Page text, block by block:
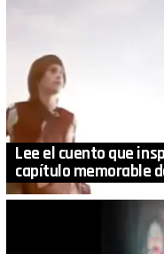
Lee el cuento que
capítulo memorable